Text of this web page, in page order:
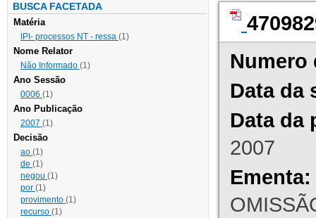
BUSCA FACETADA
Matéria
IPI- processos NT - ressa (1)
Nome Relator
Não Informado (1)
Ano Sessão
0006 (1)
Ano Publicação
2007 (1)
Decisão
ao (1)
de (1)
negou (1)
por (1)
provimento (1)
recurso (1)
Numero
Data da
Data da
2007
Ementa: